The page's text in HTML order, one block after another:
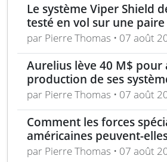
Le système Viper Shield
testé en vol sur une paire
Edwards AFB
par Pierre Thomas • 07 août
Aurelius lève 40 M$ pour
production de ses
drones
par Pierre Thomas • 07 août
Comment les forces
américaines peuvent-
repousser la Chine à
par Pierre Thomas • 07 août